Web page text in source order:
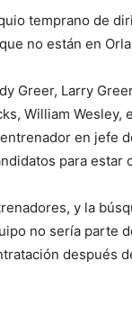
temprano de
no están en
Greer, Larry
William Wesley,
en jefe
para estar
y la
no sería parte
después